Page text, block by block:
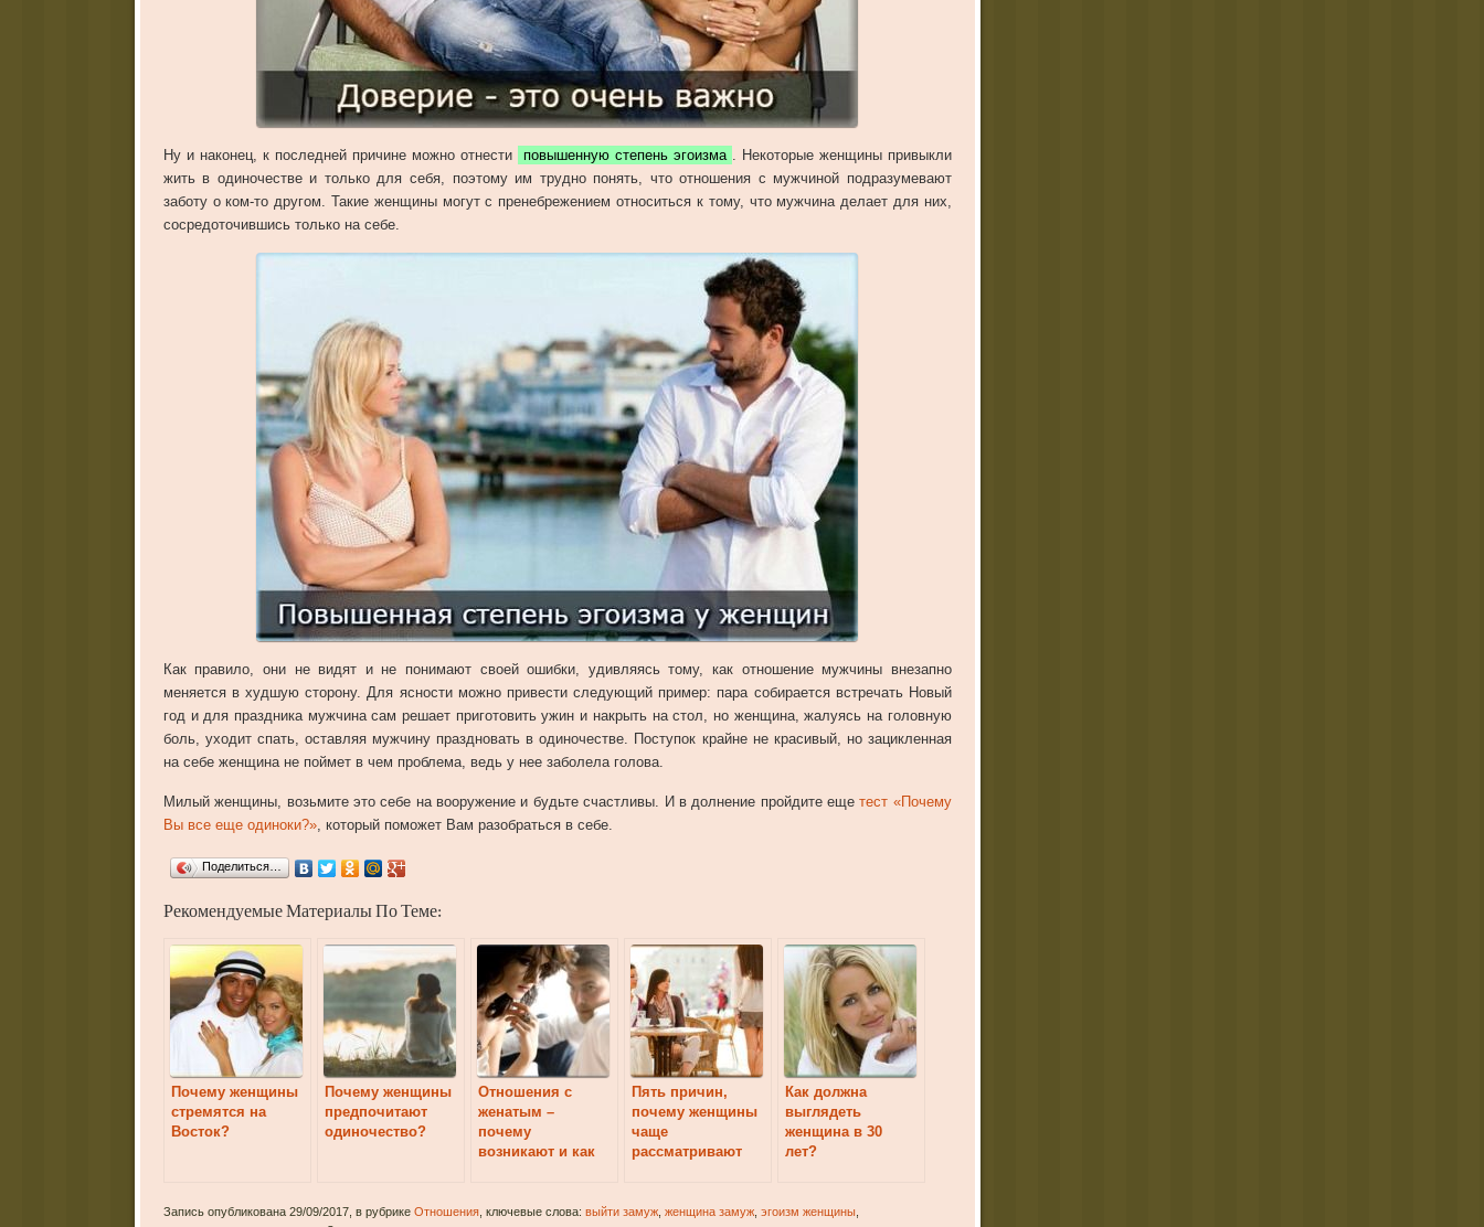
Ну и наконец, к последней причине можно отнести повышенную степень эгоизма
. Некоторые женщины привыкли
жить в одиночестве и только для себя, поэтому им трудно понять, что отношения с мужчиной подразумевают
заботу о ком-то другом. Такие женщины могут с пренебрежением относиться к тому, что мужчина делает для них,
сосредоточившись только на себе.
Как правило, они не видят и не понимают своей ошибки, удивляясь тому, как отношение мужчины внезапно
меняется в худшую сторону. Для ясности можно привести следующий пример: пара собирается встречать Новый
год и для праздника мужчина сам решает приготовить ужин и накрыть на стол, но женщина, жалуясь на головную
боль, уходит спать, оставляя мужчину праздновать в одиночестве. Поступок крайне не красивый, но зацикленная
на себе женщина не поймет в чем проблема, ведь у нее заболела голова.
Милый женщины, возьмите это себе на вооружение и будьте счастливы. И в долнение пройдите ещетест «Почему
Вы все еще одиноки?», который поможет Вам разобраться в себе.
Поделиться…
Рекомендуемые Материалы По Теме:
Почему женщины
стремятся на
Восток?
Почему женщины
предпочитают
одиночество?
Отношения с
женатым –
почему
возникают и как
Пять причин,
почему женщины
чаще
рассматривают
Как должна
выглядеть
женщина в 30
лет?
Запись опубликована 29/09/2017, в рубрике Отношения, ключевые слова: выйти замуж, женщина замуж, эгоизм женщины,